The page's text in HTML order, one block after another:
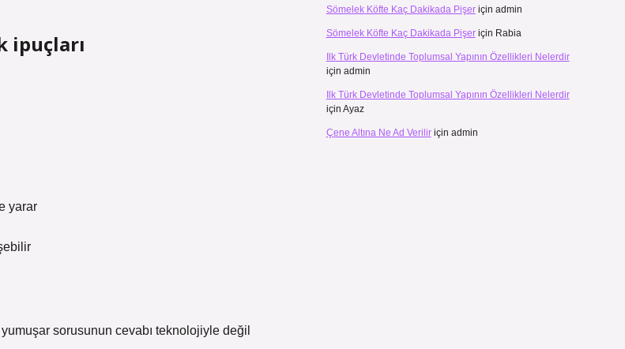
ipuçları
yarar
sorusunun cevabı teknolojiyle değil
Sömelek Köfte Kaç Dakikada Pişeriçin admin
Sömelek Köfte Kaç Dakikada Pişeriçin Rabia
Ilk Türk Devletinde Toplumsal Yapının Özellikleri Nelerdir
için admin
Ilk Türk Devletinde Toplumsal Yapının Özellikleri Nelerdir
için Ayaz
Çene Altına Ne Ad Veriliriçin admin